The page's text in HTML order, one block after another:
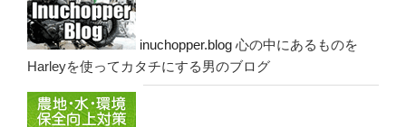
inuchopper.blog 心の中にあるものを
Harleyを使ってカタチにする男のブログ